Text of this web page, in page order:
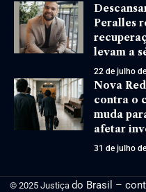
Peralles
levam a
22 de julho
Nova
contra o
muda
afetar
31 de julho
© 2025 Justiça do Brasil –